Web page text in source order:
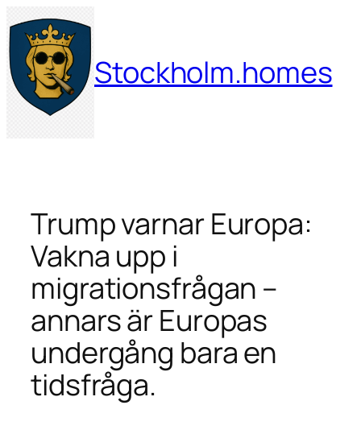
Hoppa
till
innehåll
Stockholm.homes
Trump varnar Europa:
Vakna upp i
migrationsfrågan –
annars är Europas
undergång bara en
tidsfråga.